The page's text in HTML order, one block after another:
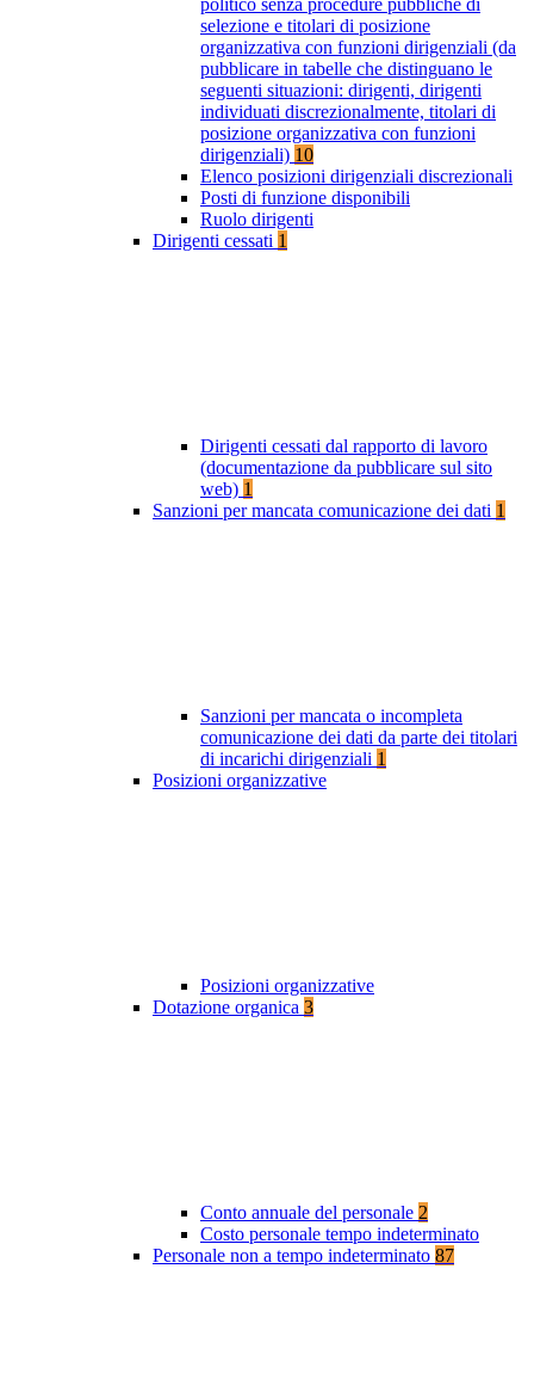
politico senza procedure pubbliche di
selezione e titolari di posizione
organizzativa con funzioni dirigenziali (da
pubblicare in tabelle che distinguano le
seguenti situazioni: dirigenti, dirigenti
individuati discrezionalmente, titolari di
posizione organizzativa con funzioni
dirigenziali) 10
Elenco posizioni dirigenziali discrezionali
Posti di funzione disponibili
Ruolo dirigenti
Dirigenti cessati 1
Dirigenti cessati dal rapporto di lavoro
(documentazione da pubblicare sul sito
web) 1
Sanzioni per mancata comunicazione dei dati 1
Sanzioni per mancata o incompleta
comunicazione dei dati da parte dei titolari
di incarichi dirigenziali 1
Posizioni organizzative
Posizioni organizzative
Dotazione organica 3
Conto annuale del personale 2
Costo personale tempo indeterminato
Personale non a tempo indeterminato 87